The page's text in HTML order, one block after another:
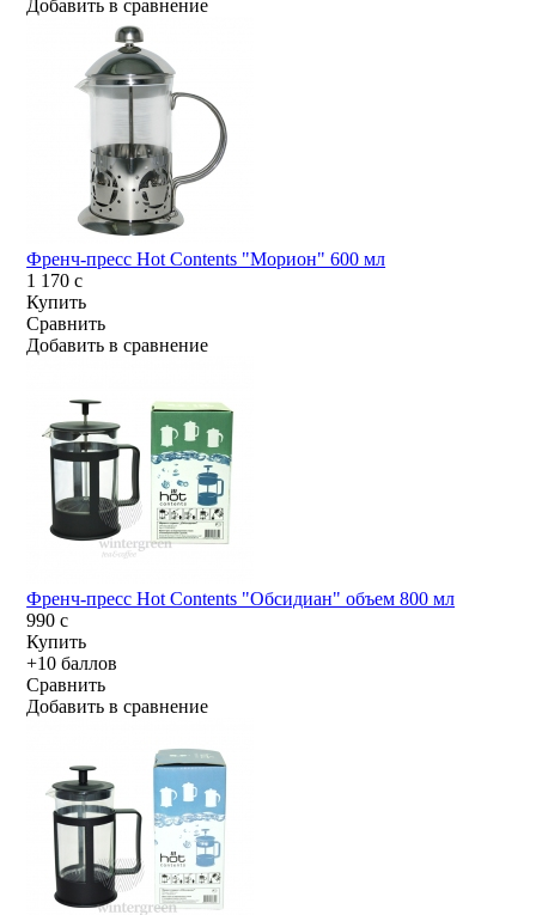
Добавить в сравнение
Френч-пресс Hot Contents "Морион" 600 мл
1 170c
Купить
Сравнить
Добавить в сравнение
Френч-пресс Hot Contents "Обсидиан" объем 800 мл
990c
Купить
+10 баллов
Сравнить
Добавить в сравнение